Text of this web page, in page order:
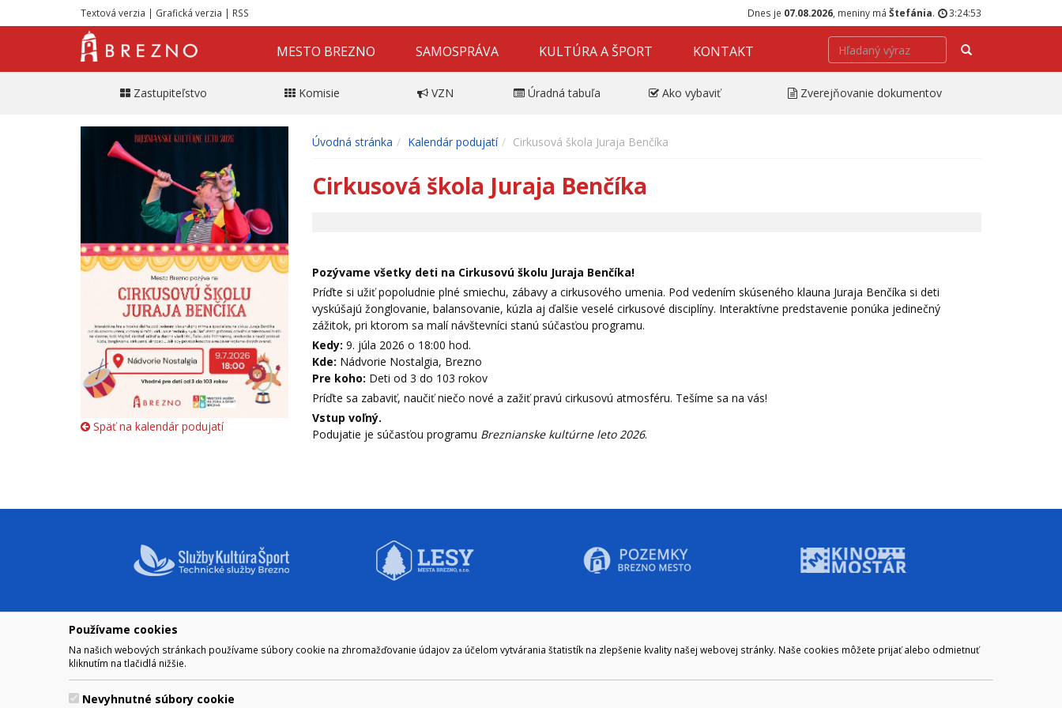
Používame cookies
Na našich webových stránkach používame súbory cookie na zhromažďovanie údajov za účelom vytvárania štatistík na zlepšenie kvality našej webovej stránky. Naše cookies môžete prijať alebo odmietnuť
kliknutím na tlačidlá nižšie.
Nevyhnutné súbory cookie
Textová verzia | Grafická verzia | RSS Dnes je 07.08.2026 , meniny má Štefánia. 3:24:53
MESTO BREZNO SAMOSPRÁVA KULTÚRA A ŠPORT KONTAKT Hľadať
Zastupiteľstvo Komisie VZN Úradná tabuľa Ako vybaviť Zverejňovanie dokumentov
Späť na kalendár podujatí
Úvodná stránka Kalendár podujatí Cirkusová škola Juraja Benčíka
Cirkusová škola Juraja Benčíka
Pozývame všetky deti na Cirkusovú školu Juraja Benčíka!
Príďte si užiť popoludnie plné smiechu, zábavy a cirkusového umenia. Pod vedením skúseného klauna Juraja Benčíka si deti
vyskúšajú žonglovanie, balansovanie, kúzla aj ďalšie veselé cirkusové disciplíny. Interaktívne predstavenie ponúka jedinečný
zážitok, pri ktorom sa malí návštevníci stanú súčasťou programu.
Kedy: 9. júla 2026 o 18:00 hod.
Kde: Nádvorie Nostalgia, Brezno
Pre koho: Deti od 3 do 103 rokov
Príďte sa zabaviť, naučiť niečo nové a zažiť pravú cirkusovú atmosféru. Tešíme sa na vás!
Vstup voľný.
Podujatie je súčasťou programu Breznianske kultúrne leto 2026.
NAVIGÁCIA
Mesto Brezno
Samospráva
Kultúra a šport
OTVÁRACIE HODINY:
KONTAKT